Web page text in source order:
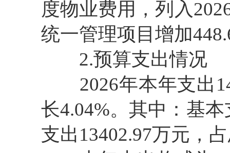
度物业费用，列入
统一管理项目增加
2.预算支出情况
2026年本年支出
长4.04%。其中：基
支出13402.97万元，